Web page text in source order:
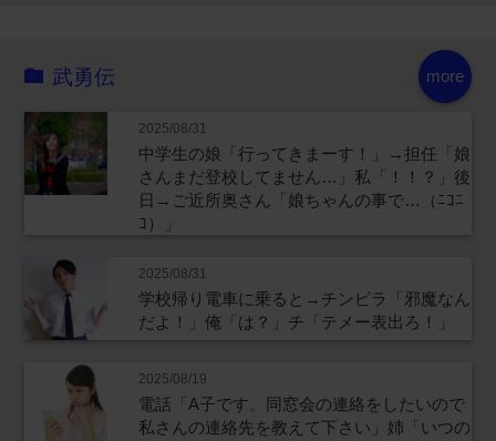
more
武勇伝
2025/08/31
中学生の娘「行ってきまーす！」→担任「娘
さんまだ登校してません…」私「！！？」後
日→ご近所奥さん「娘ちゃんの事で…（ﾆｺﾆ
ｺ）」
2025/08/31
学校帰り電車に乗ると→チンピラ「邪魔なん
だよ！」俺「は？」チ「テメー表出ろ！」
2025/08/19
電話「A子です。同窓会の連絡をしたいので
私さんの連絡先を教えて下さい」姉「いつの